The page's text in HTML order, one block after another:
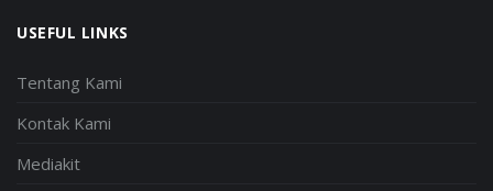
USEFUL LINKS
Tentang Kami
Kontak Kami
Mediakit